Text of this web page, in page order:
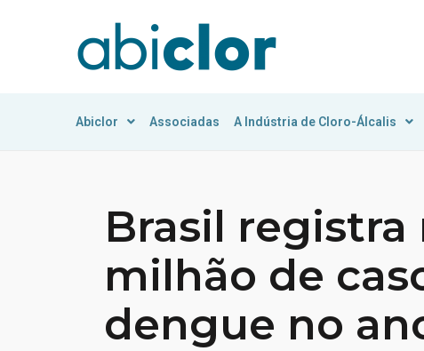
Abiclor Associadas A Indústria de Cloro-Álcalis
Brasil registra
milhão de
dengue no